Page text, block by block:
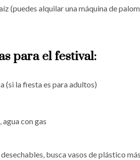
(puedes alquilar una máquina de
para el festival:
(si la fiesta es para adultos)
con gas
busca vasos de plástico